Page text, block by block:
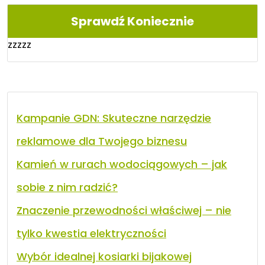
Sprawdź Koniecznie
zzzzz
Kampanie GDN: Skuteczne narzędzie
reklamowe dla Twojego biznesu
Kamień w rurach wodociągowych – jak
sobie z nim radzić?
Znaczenie przewodności właściwej – nie
tylko kwestia elektryczności
Wybór idealnej kosiarki bijakowej